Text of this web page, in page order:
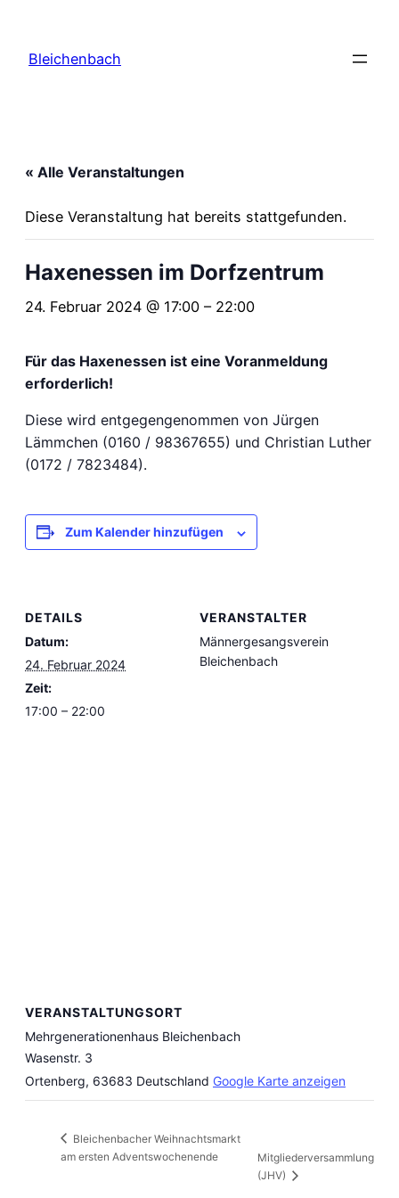
Bleichenbach
« Alle Veranstaltungen
Diese Veranstaltung hat bereits stattgefunden.
Haxenessen im Dorfzentrum
24. Februar 2024 @ 17:00 – 22:00
Für das Haxenessen ist eine Voranmeldung
erforderlich!
Diese wird entgegengenommen von Jürgen
Lämmchen (0160 / 98367655) und Christian Luther
(0172 / 7823484).
Zum Kalender hinzufügen
DETAILS
Datum:
24. Februar 2024
Zeit:
17:00 – 22:00
VERANSTALTER
Männergesangsverein
Bleichenbach
VERANSTALTUNGSORT
Mehrgenerationenhaus Bleichenbach
Wasenstr. 3
Ortenberg, 63683 Deutschland Google Karte anzeigen
Bleichenbacher Weihnachtsmarkt
am ersten Adventswochenende
Mitgliederversammlung
(JHV)